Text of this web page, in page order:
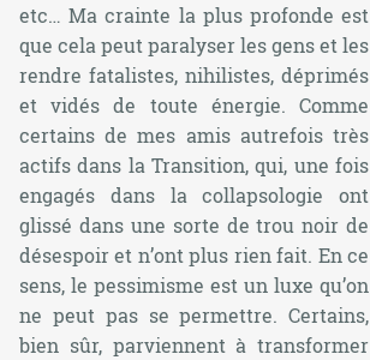
etc… Ma crainte la plus profonde est
que cela peut paralyser les gens et les
rendre fatalistes, nihilistes, déprimés
et vidés de toute énergie. Comme
certains de mes amis autrefois très
actifs dans la Transition, qui, une fois
engagés dans la collapsologie ont
glissé dans une sorte de trou noir de
désespoir et n’ont plus rien fait. En ce
sens, le pessimisme est un luxe qu’on
ne peut pas se permettre. Certains,
bien sûr, parviennent à transformer